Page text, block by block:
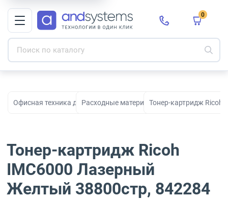
0
Офисная техника для печати, сканирования и
Расходные материалы для принтеров и
Тонер-картридж Ricoh
Тонер-картридж Ricoh
IMC6000 Лазерный
Желтый 38800стр, 842284